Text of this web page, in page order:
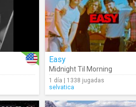
Easy
Midnight Til Morning
1 día | 1338 jugadas
selvatica